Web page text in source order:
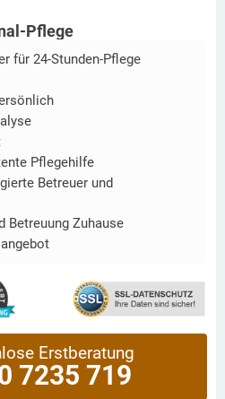
Pflege
für 24-Stunden-Pflege
Pflegehilfe
Betreuer und
Betreuung Zuhause
Erstberatung
7235 719